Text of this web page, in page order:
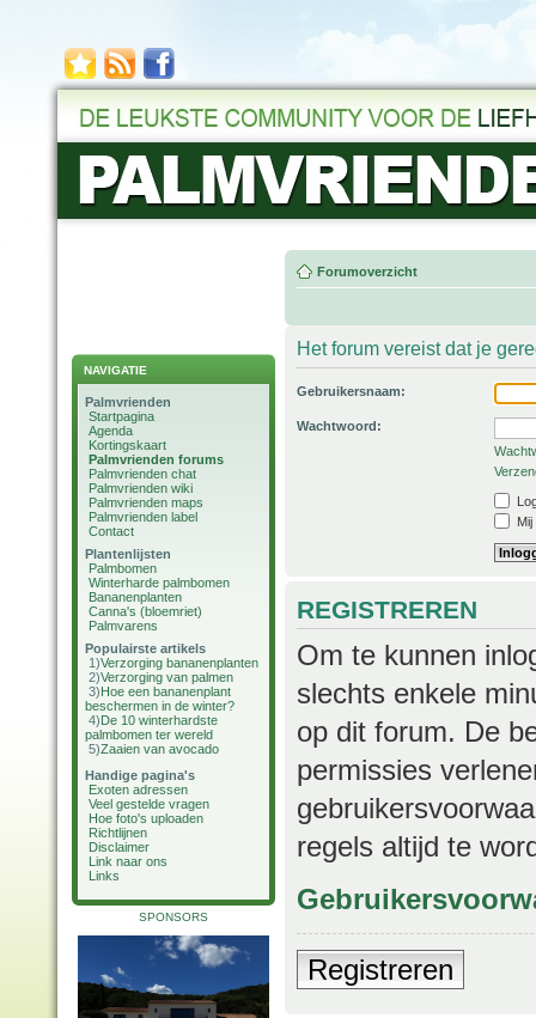
NAVIGATIE
Palmvrienden
Startpagina
Agenda
Kortingskaart
Palmvrienden forums
Palmvrienden chat
Palmvrienden wiki
Palmvrienden maps
Palmvrienden label
Contact
Plantenlijsten
Palmbomen
Winterharde palmbomen
Bananenplanten
Canna's (bloemriet)
Palmvarens
Populairste artikels
1)Verzorging bananenplanten
2)Verzorging van palmen
3)Hoe een bananenplant
beschermen in de winter?
4)De 10 winterhardste
palmbomen ter wereld
5)Zaaien van avocado
Handige pagina's
Exoten adressen
Veel gestelde vragen
Hoe foto's uploaden
Richtlijnen
Disclaimer
Link naar ons
Links
SPONSORS
Forumoverzicht
Het forum vereist dat je
Gebruikersnaam:
Wachtwoord:
REGISTREREN
Om te kunnen
slechts enkele
op dit forum. De
permissies
regels altijd te
Registreren